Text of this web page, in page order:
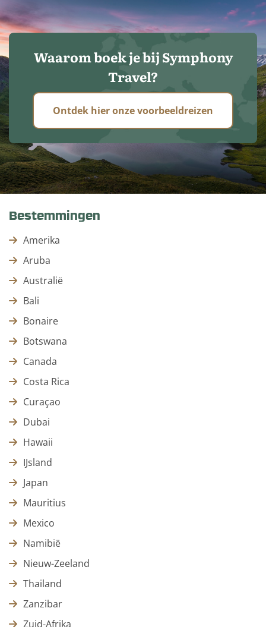
Waarom boek je bij Symphony
Travel?
Ontdek hier onze voorbeeldreizen
Bestemmingen
Amerika
Aruba
Australië
Bali
Bonaire
Botswana
Canada
Costa Rica
Curaçao
Dubai
Hawaii
IJsland
Japan
Mauritius
Mexico
Namibië
Nieuw-Zeeland
Thailand
Zanzibar
Zuid-Afrika